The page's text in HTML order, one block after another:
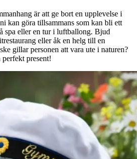
är att ge bort en upplevelse i
kan göra tillsammans som kan bli ett
spa eller en tur i luftballong. Bjud
eller åk en helg till en
gillar personen att vara ute i naturen?
present!